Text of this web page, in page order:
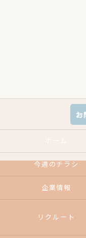
お
今週のチラシ
企業情報
リクルート